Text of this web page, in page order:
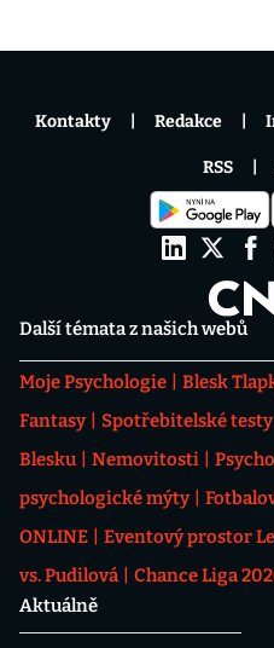
Další témata z našich webů
Moje Psychologie Blesk
Fantasy
Spotřebitelské testy
Blesku
Nemovitosti
psychologické mýty
ONLINE
Eventový prostor
vs. Pudilová
Chance Liga
Aktuálně
Kontakty Redakce
RSS